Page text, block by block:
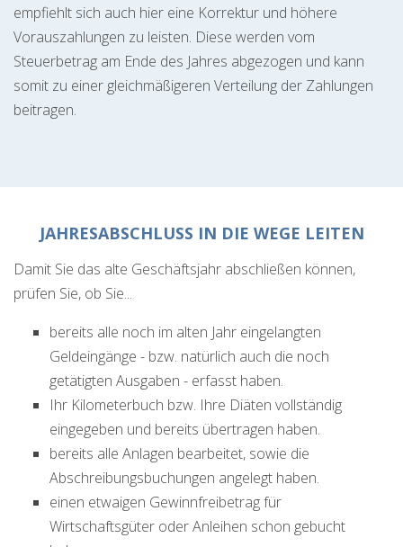
empfiehlt sich auch hier eine Korrektur und höhere
Vorauszahlungen zu leisten. Diese werden vom
Steuerbetrag am Ende des Jahres abgezogen und kann
somit zu einer gleichmäßigeren Verteilung der Zahlungen
beitragen.
JAHRESABSCHLUSS IN DIE WEGE LEITEN
Damit Sie das alte Geschäftsjahr abschließen können,
prüfen Sie, ob Sie...
bereits alle noch im alten Jahr eingelangten
Geldeingänge - bzw. natürlich auch die noch
getätigten Ausgaben - erfasst haben.
Ihr Kilometerbuch bzw. Ihre Diäten vollständig
eingegeben und bereits übertragen haben.
bereits alle Anlagen bearbeitet, sowie die
Abschreibungsbuchungen angelegt haben.
einen etwaigen Gewinnfreibetrag für
Wirtschaftsgüter oder Anleihen schon gebucht